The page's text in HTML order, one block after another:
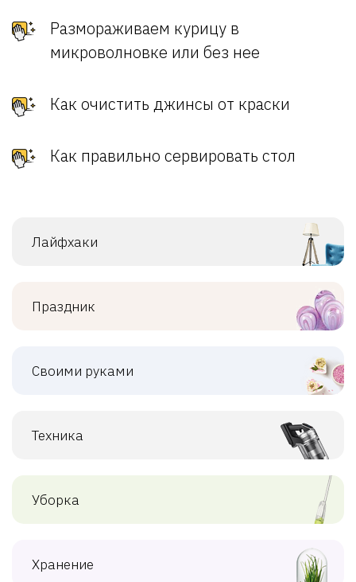
Размораживаем курицу в
микроволновке или без нее
Как очистить джинсы от краски
Как правильно сервировать стол
Лайфхаки
Праздник
Своими руками
Техника
Уборка
Хранение